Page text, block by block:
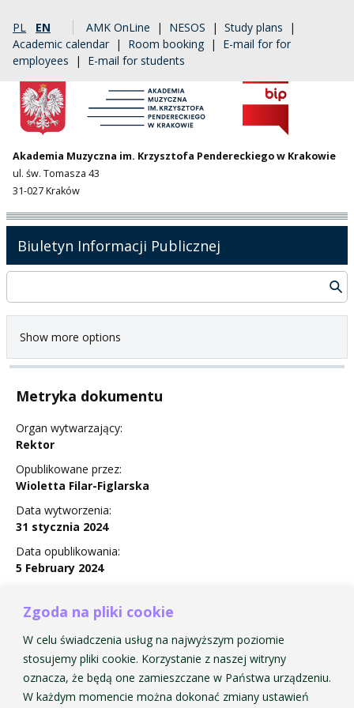
Zgoda na pliki cookie
W celu świadczenia usług na najwyższym poziomie
stosujemy pliki cookie. Korzystanie z naszej witryny
oznacza, że będą one zamieszczane w Państwa urządzeniu.
W każdym momencie można dokonać zmiany ustawień
PL EN AMK OnLine | NESOS | Study plans |
Academic calendar | Room booking | E-mail for for
employees | E-mail for students
Akademia Muzyczna im. Krzysztofa Pendereckiego w Krakowie
ul. św. Tomasza 43
31-027 Kraków
Biuletyn Informacji Publicznej
Show more options
Metryka dokumentu
Organ wytwarzający:
Rektor
Opublikowane przez:
Wioletta Filar-Figlarska
Data wytworzenia:
31 stycznia 2024
Data opublikowania:
5 February 2024
Nie obowiązuje
Zarządzenie Nr 1 w sprawie Regulaminu staży
artystycznych w AMKP.pdf